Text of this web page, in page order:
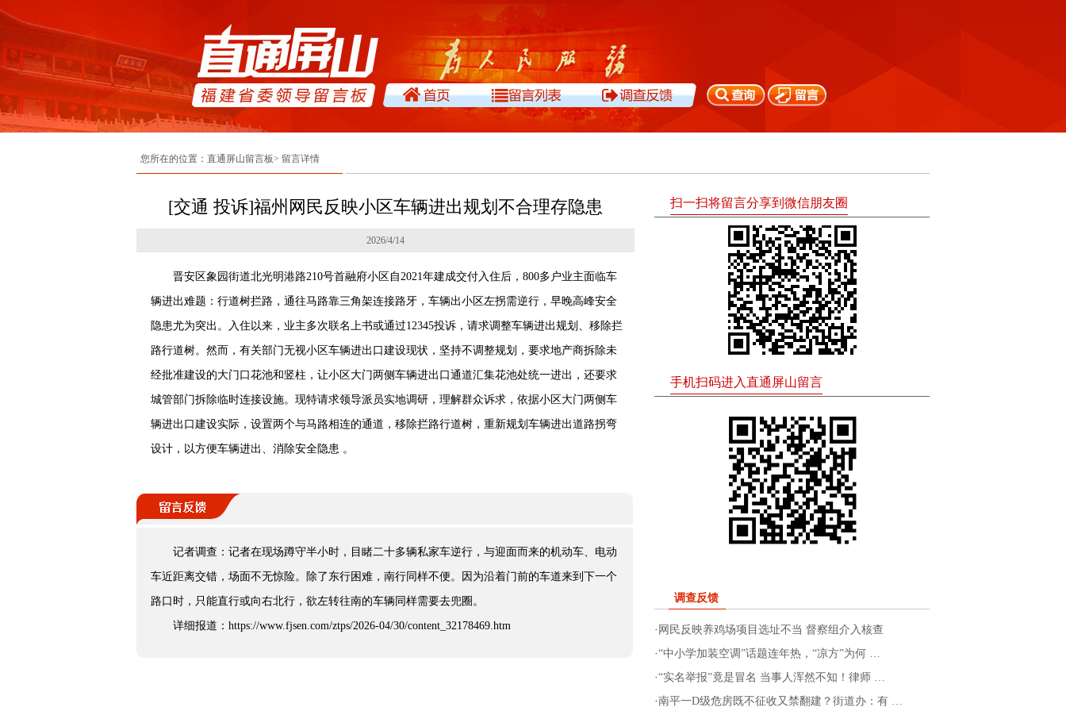
您所在的位置：直通屏山留言板> 留言详情
[交通 投诉]福州网民反映小区车辆进出规划不合理存隐患
2026/4/14
晋安区象园街道北光明港路210号首融府小区自2021年建成交付入住后，800多户业主面临车
辆进出难题：行道树拦路，通往马路靠三角架连接路牙，车辆出小区左拐需逆行，早晚高峰安全
隐患尤为突出。入住以来，业主多次联名上书或通过12345投诉，请求调整车辆进出规划、移除拦
路行道树。然而，有关部门无视小区车辆进出口建设现状，坚持不调整规划，要求地产商拆除未
经批准建设的大门口花池和竖柱，让小区大门两侧车辆进出口通道汇集花池处统一进出，还要求
城管部门拆除临时连接设施。现特请求领导派员实地调研，理解群众诉求，依据小区大门两侧车
辆进出口建设实际，设置两个与马路相连的通道，移除拦路行道树，重新规划车辆进出道路拐弯
设计，以方便车辆进出、消除安全隐患 。
记者调查：记者在现场蹲守半小时，目睹二十多辆私家车逆行，与迎面而来的机动车、电动
车近距离交错，场面不无惊险。除了东行困难，南行同样不便。因为沿着门前的车道来到下一个
路口时，只能直行或向右北行，欲左转往南的车辆同样需要去兜圈。
详细报道：https://www.fjsen.com/ztps/2026-04/30/content_32178469.htm
扫一扫将留言分享到微信朋友圈
手机扫码进入直通屏山留言
调查反馈
· 网民反映养鸡场项目选址不当 督察组介入核查
·“中小学加装空调”话题连年热，“凉方”为何 …
·“实名举报”竟是冒名 当事人浑然不知！律师 …
·南平一D级危房既不征收又禁翻建？街道办：有 …